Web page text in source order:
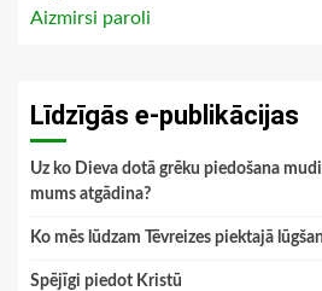
Aizmirsi paroli
Līdzīgās e-publikācijas
Uz ko Dieva dotā grēku piedošana
mums atgādina?
Ko mēs lūdzam Tēvreizes piektajā
Spējīgi piedot Kristū